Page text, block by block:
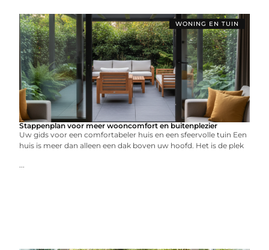
WONING EN TUIN
Stappenplan voor meer wooncomfort en buitenplezier
Uw gids voor een comfortabeler huis en een sfeervolle tuin Een
huis is meer dan alleen een dak boven uw hoofd. Het is de plek
...